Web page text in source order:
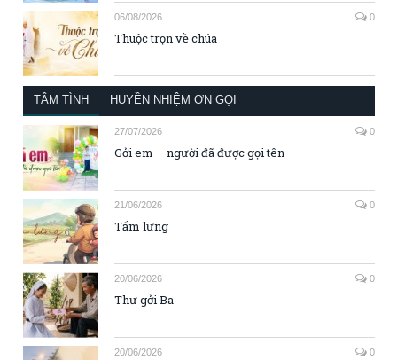
06/08/2026 0
Thuộc trọn về chúa
TÂM TÌNH HUYỀN NHIỆM ƠN GỌI
27/07/2026 0
Gởi em – người đã được gọi tên
21/06/2026 0
Tấm lưng
20/06/2026 0
Thư gởi Ba
20/06/2026 0